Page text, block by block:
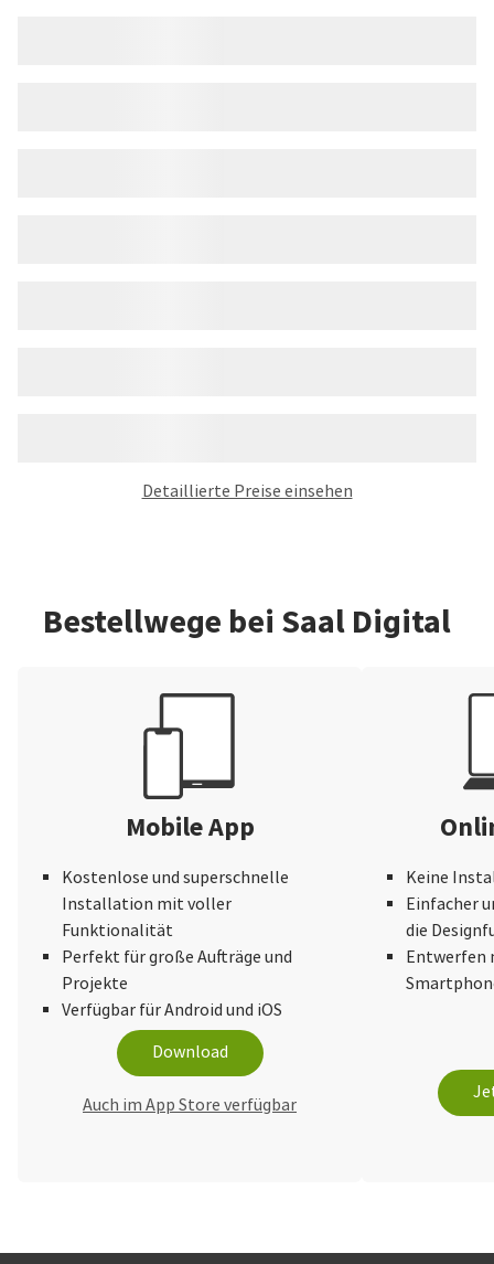
Detaillierte Preise einsehen
Bestellwege bei Saal Digital
Mobile App
Kostenlose und superschnelle
Installation mit voller
Funktionalität
Perfekt für große Aufträge und
Projekte
Verfügbar für Android und iOS
Download
Auch im App Store verfügbar
Keine
Einfacher
die
Entwerfen